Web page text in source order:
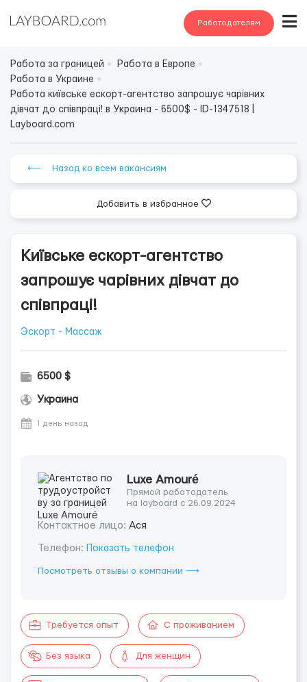
Работодателям
Работа за границей
Работа в Европе
Работа в Украине
Работа київське ескорт-агентство запрошує чарівних
дівчат до співпраці! в Украина - 6500$ - ID-1347518 |
Layboard.com
⟵ Назад ко всем вакансиям
Добавить в избранное
Київське ескорт-агентство
запрошує чарівних дівчат до
співпраці!
Эскорт - Массаж
6500 $
Украина
1 день назад
Luxe Amouré
Прямой работодатель
на layboard с 26.09.2024
Контактное лицо: Ася
Телефон: Показать телефон
Посмотреть отзывы о компании ⟶
Требуется опыт С проживанием
Без языка Для женщин